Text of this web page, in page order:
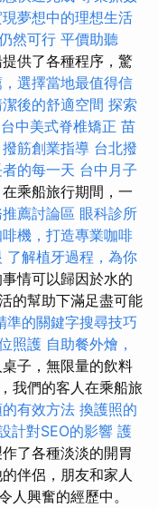
夢想中的理想生活
然可行 平價助聽
供了各種程序，驚
選擇當地最值得信
後的舒適空間 探索
台中美式脊椎矯正 苗
撥筋創業指導 台北撥
的每一天 台中月子
在乘船旅行期間，一
薦討論區 眼科診所
機，打造專業咖啡
了解植牙過程，為你
情可以歸因於水的
的幫助下滿足盡可能
準的關鍵字搜尋技巧
照護 自助餐外燴，
子，無限量的飲料
我們的客人在乘船旅
有效方法 換護照的
計對SEO的影響 護
了各種淡淡的開胃
伴侶，朋友和家人
人興奮的經歷中。